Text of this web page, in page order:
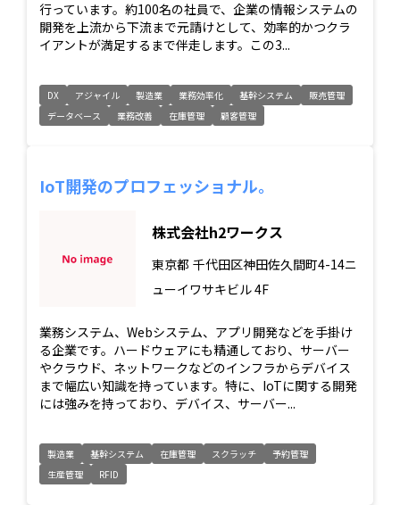
行っています。約100名の社員で、企業の情報システムの
開発を上流から下流まで元請けとして、効率的かつクラ
イアントが満足するまで伴走します。この3...
DX アジャイル 製造業 業務効率化 基幹システム
販売管理
データベース
業務改善 在庫管理 顧客管理
IoT開発のプロフェッショナル。
株式会社h2ワークス
東京都 千代田区神田佐久間町4-14ニ
ューイワサキビル 4F
業務システム、Webシステム、アプリ開発などを手掛け
る企業です。ハードウェアにも精通しており、サーバー
やクラウド、ネットワークなどのインフラからデバイス
まで幅広い知識を持っています。特に、IoTに関する開発
には強みを持っており、デバイス、サーバー...
製造業 基幹システム 在庫管理 スクラッチ
予約管理
生産管理
RFID